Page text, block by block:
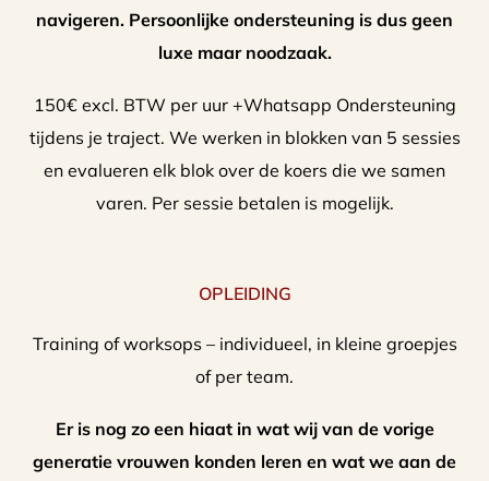
navigeren. Persoonlijke ondersteuning is dus geen
luxe maar noodzaak.
150€ excl. BTW per uur +Whatsapp Ondersteuning
tijdens je traject. We werken in blokken van 5 sessies
en evalueren elk blok over de koers die we samen
varen. Per sessie betalen is mogelijk.
OPLEIDING
Training of worksops – individueel, in kleine groepjes
of per team.
Er is nog zo een hiaat in wat wij van de vorige
generatie vrouwen konden leren en wat we aan de